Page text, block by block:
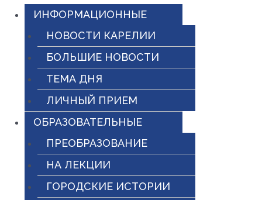
ИНФОРМАЦИОННЫЕ
НОВОСТИ КАРЕЛИИ
БОЛЬШИЕ НОВОСТИ
ТЕМА ДНЯ
ЛИЧНЫЙ ПРИЕМ
ОБРАЗОВАТЕЛЬНЫЕ
ПРЕОБРАЗОВАНИЕ
НА ЛЕКЦИИ
ГОРОДСКИЕ ИСТОРИИ